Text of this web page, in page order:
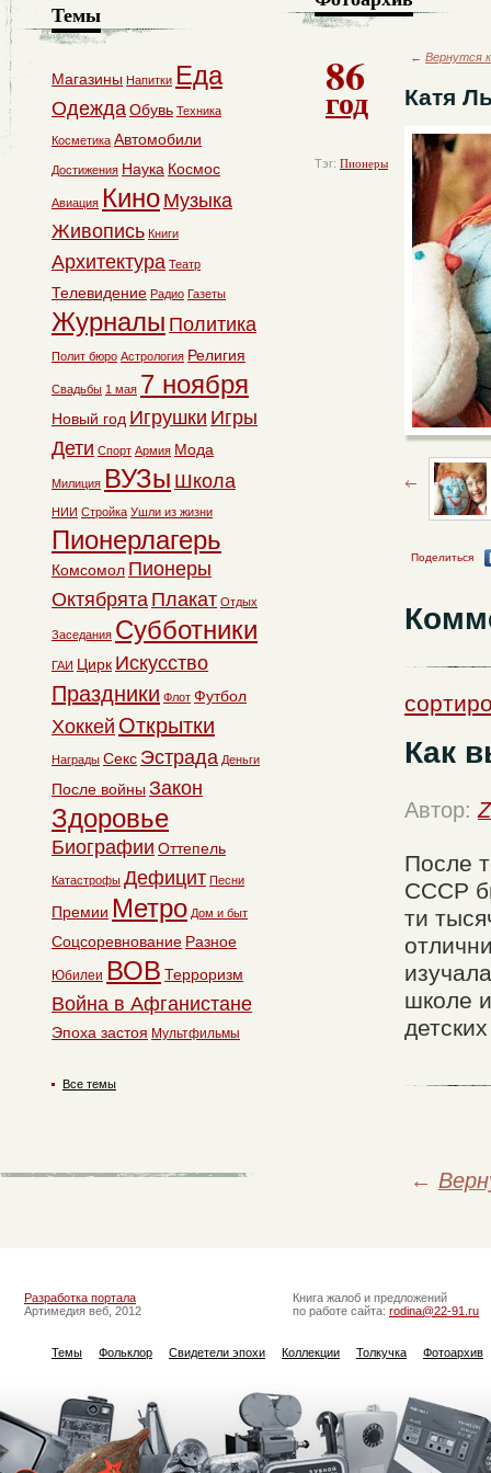
86
год
Тэг: Пионеры
← Вернутся
Катя
Поделиться
Как
Автор:
После
СССР
ти
школе
←
Темы
Магазины Напитки Еда
ОдеждаОбувь Техника
Косметика Автомобили
Достижения Наука Космос
Авиация Кино Музыка
Живопись Книги
Архитектура Театр
Телевидение Радио Газеты
Журналы Политика
Полит бюро Астрология Религия
Свадьбы 1 мая 7 ноября
Новый год Игрушки Игры
Дети Спорт Армия Мода
Милиция ВУЗы Школа
НИИ Стройка Ушли из жизни
Пионерлагерь
Комсомол Пионеры
Октябрята Плакат Отдых
Заседания Субботники
ГАИ Цирк Искусство
Праздники Флот Футбол
Хоккей Открытки
Награды Секс Эстрада Деньги
После войны Закон
Здоровье
Биографии Оттепель
Катастрофы Дефицит Песни
Премии Метро Дом и быт
Соцсоревнование Разное
Юбилеи ВОВ Терроризм
Война в Афганистане
Эпоха застоя Мультфильмы
Все темы
Разработка портала
Артимедия веб, 2012
Книга жалоб и предложений
по работе сайта: rodina@22-91.ru
Темы Фольклор Свидетели эпохи Коллекции Толкучка Фотоархив